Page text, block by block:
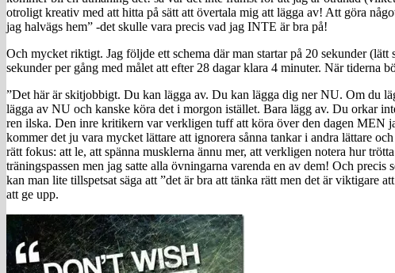
otroligt kreativ med att hitta på sätt att övertala mig att lägga av! Att göra
jag halvägs hem” -det skulle vara precis vad jag INTE är bra på!
Och mycket riktigt. Jag följde ett schema där man startar på 20 sekunder
sekunder per gång med målet att efter 28 dagar klara 4 minuter. När
”Det här är skitjobbigt. Du kan lägga av. Du kan lägga dig ner NU. Om du
lägga av NU och kanske köra det i morgon istället. Bara lägg av. Du orkar
ren ilska. Den inre kritikern var verkligen tuff att köra över den dagen MEN
kommer det ju vara mycket lättare att ignorera sånna tankar i andra lättare
rätt fokus: att le, att spänna musklerna ännu mer, att verkligen notera hur
träningspassen men jag satte alla övningarna varenda en av dem! Och
kan man lite tillspetsat säga att ”det är bra att tänka rätt men det är viktigare
att ge upp.